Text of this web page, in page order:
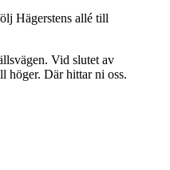
Hägerstens allé till
Vid slutet av
höger. Där hittar ni oss.